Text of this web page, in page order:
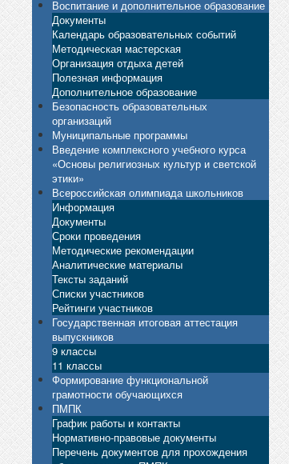
Воспитание и дополнительное образование
Документы
Календарь образовательных событий
Методическая мастерская
Организация отдыха детей
Полезная информация
Дополнительное образование
Безопасность образовательных
организаций
Муниципальные программы
Введение комплексного учебного курса
«Основы религиозных культур и светской
этики»
Всероссийская олимпиада школьников
Информация
Документы
Сроки проведения
Методические рекомендации
Аналитические материалы
Тексты заданий
Списки участников
Рейтинги участников
Государственная итоговая аттестация
выпускников
9 классы
11 классы
Формирование функциональной
грамотности обучающихся
ПМПК
График работы и контакты
Нормативно-правовые документы
Перечень документов для прохождения